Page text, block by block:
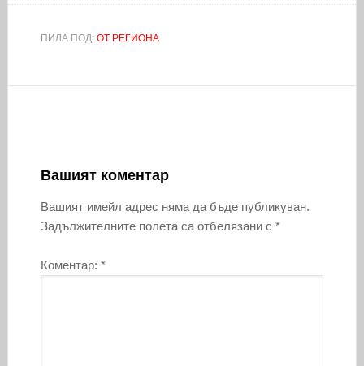
ПИЛА ПОД: ОТ РЕГИОНА
Вашият коментар
Вашият имейл адрес няма да бъде публикуван.
Задължителните полета са отбелязани с *
Коментар: *